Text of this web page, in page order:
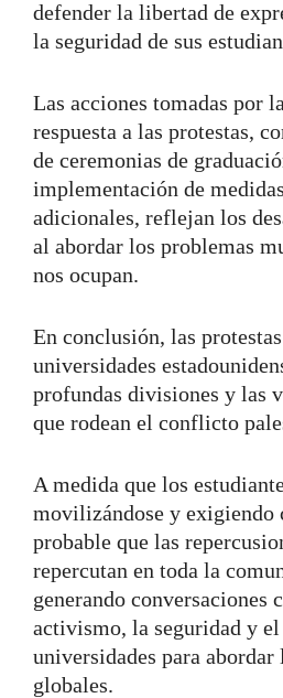
defender la libertad de
la seguridad de sus
Las acciones tomadas por
respuesta a las protestas,
de ceremonias de
implementación de
adicionales, reflejan los
al abordar los problemas
nos ocupan.
En conclusión, las
universidades
profundas divisiones y las
que rodean el conflicto
A medida que los
movilizándose y exigiendo
probable que las
repercutan en toda la
generando conversaciones
activismo, la seguridad y el
universidades para
globales.